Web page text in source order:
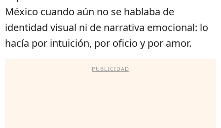
México cuando aún no se hablaba de
identidad visual ni de narrativa emocional: lo
hacía por intuición, por oficio y por amor.
PUBLICIDAD